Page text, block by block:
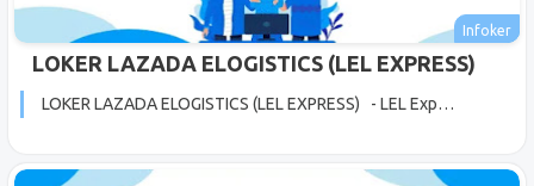
LOKER LAZADA ELOGISTICS (LEL EXPRESS)
LOKER LAZADA ELOGISTICS (LEL EXPRESS) - LEL Exp…